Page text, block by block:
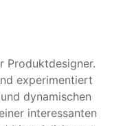
Produktdesigner.
experimentiert
dynamischen
interessanten